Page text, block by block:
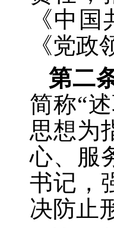
《中
《党
第二
简称“
思想为
心、服
书记，
决防止